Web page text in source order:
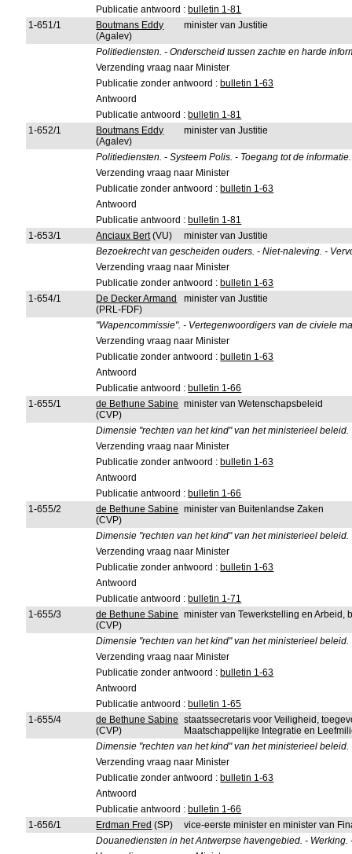
Publicatie antwoord : bulletin 1-81
1-651/1
Boutmans Eddy
(Agalev)
minister van Justitie
Politiediensten. - Onderscheid tussen zachte en harde
Verzending vraag naar Minister
Publicatie zonder antwoord : bulletin 1-63
Antwoord
Publicatie antwoord : bulletin 1-81
1-652/1
Boutmans Eddy
(Agalev)
minister van Justitie
Politiediensten. - Systeem Polis. - Toegang tot de informatie.
Verzending vraag naar Minister
Publicatie zonder antwoord : bulletin 1-63
Antwoord
Publicatie antwoord : bulletin 1-81
1-653/1
Anciaux Bert(VU)
minister van Justitie
Bezoekrecht van gescheiden ouders. - Niet-naleving. -
Verzending vraag naar Minister
Publicatie zonder antwoord : bulletin 1-63
1-654/1
De Decker Armand
(PRL-FDF)
minister van Justitie
"Wapencommissie". - Vertegenwoordigers van de civiele
Verzending vraag naar Minister
Publicatie zonder antwoord : bulletin 1-63
Antwoord
Publicatie antwoord : bulletin 1-66
1-655/1
de Bethune Sabine
(CVP)
minister van Wetenschapsbeleid
Dimensie "rechten van het kind" van het ministerieel beleid.
Verzending vraag naar Minister
Publicatie zonder antwoord : bulletin 1-63
Antwoord
Publicatie antwoord : bulletin 1-66
1-655/2
de Bethune Sabine
(CVP)
minister van Buitenlandse Zaken
Dimensie "rechten van het kind" van het ministerieel beleid.
Verzending vraag naar Minister
Publicatie zonder antwoord : bulletin 1-63
Antwoord
Publicatie antwoord : bulletin 1-71
1-655/3
de Bethune Sabine
(CVP)
minister van Tewerkstelling en Arbeid,
Dimensie "rechten van het kind" van het ministerieel beleid.
Verzending vraag naar Minister
Publicatie zonder antwoord : bulletin 1-63
Antwoord
Publicatie antwoord : bulletin 1-65
1-655/4
de Bethune Sabine
(CVP)
staatssecretaris voor Veiligheid,
Maatschappelijke Integratie en
Dimensie "rechten van het kind" van het ministerieel beleid.
Verzending vraag naar Minister
Publicatie zonder antwoord : bulletin 1-63
Antwoord
Publicatie antwoord : bulletin 1-66
1-656/1
Erdman Fred (SP)
vice-eerste minister en minister van
Douanediensten in het Antwerpse havengebied. - Werking.